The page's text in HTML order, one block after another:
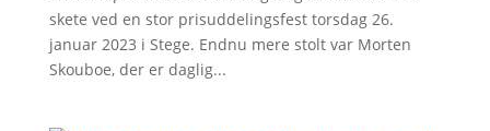
skete ved en stor prisuddelingsfest torsdag 26.
januar 2023 i Stege. Endnu mere stolt var Morten
Skouboe, der er daglig...